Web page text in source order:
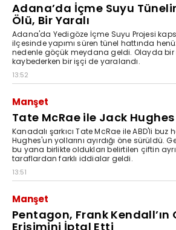
Adana’da İçme Suyu
Ölü, Bir Yaralı
Adana'da Yedigöze İçme Suyu Projesi
ilçesinde yapımı süren tünel hattında
nedenle göçük meydana geldi. Olayda bir
kaybederken bir işçi de yaralandı.
13:52
Manşet
Tate McRae ile Jack Hughes
Kanadalı şarkıcı Tate McRae ile ABD'li buz
Hughes'un yollarını ayırdığı öne sürüldü.
bu yana birlikte oldukları belirtilen çiftin
taraflardan farklı iddialar geldi.
13:51
Manşet
Pentagon, Frank Kendall’ın
Erişimini İptal Etti